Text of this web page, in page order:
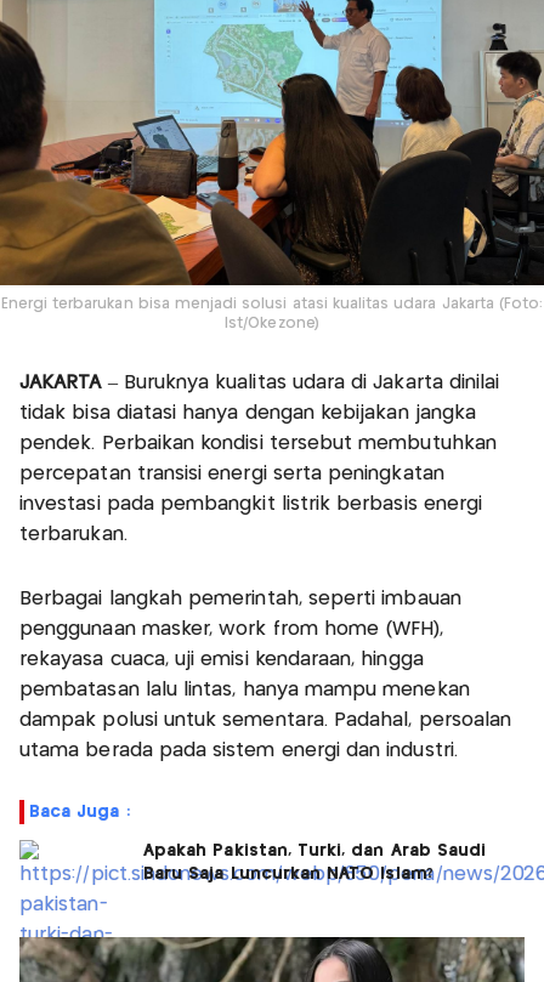
Energi terbarukan bisa menjadi solusi atasi kualitas udara Jakarta (Foto:
Ist/Okezone)
JAKARTA– Buruknya kualitas udara di Jakarta dinilai
tidak bisa diatasi hanya dengan kebijakan jangka
pendek. Perbaikan kondisi tersebut membutuhkan
percepatan transisi energi serta peningkatan
investasi pada pembangkit listrik berbasis energi
terbarukan.
Berbagai langkah pemerintah, seperti imbauan
penggunaan masker, work from home (WFH),
rekayasa cuaca, uji emisi kendaraan, hingga
pembatasan lalu lintas, hanya mampu menekan
dampak polusi untuk sementara. Padahal, persoalan
utama berada pada sistem energi dan industri.
Baca Juga :
Apakah Pakistan, Turki, dan Arab Saudi
Baru Saja Luncurkan NATO Islam?